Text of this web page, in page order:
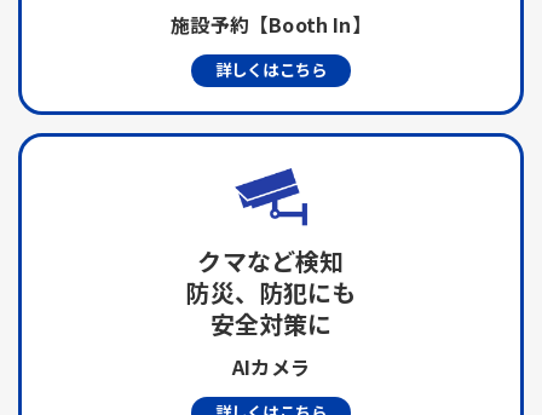
施設予約【Booth In】
詳しくはこちら
クマなど検知
防災、防犯にも
安全対策に
AIカメラ